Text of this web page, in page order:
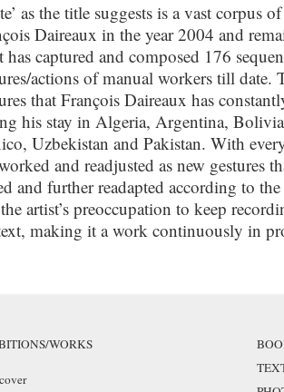
as the title suggests is a vast corpus
Daireaux in the year 2004 and
has captured and composed 176
actions of manual workers till date.
that François Daireaux has
his stay in Algeria, Argentina,
Uzbekistan and Pakistan. With
and readjusted as new gestures
and further readapted according to
artist’s preoccupation to keep
making it a work continuously in
WORKS